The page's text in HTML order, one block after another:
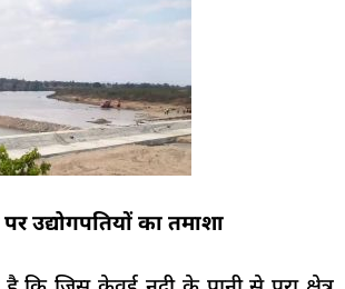
पर उद्योगपतियों का तमाशा